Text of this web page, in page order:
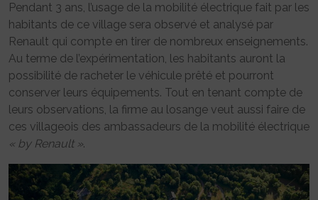
Pendant 3 ans, l’usage de la mobilité électrique fait par les
habitants de ce village sera observé et analysé par
Renault qui compte en tirer de nombreux enseignements.
Au terme de l’expérimentation, les habitants auront la
possibilité de racheter le véhicule prêté et pourront
conserver leurs équipements. Tout en tenant compte de
leurs observations, la firme au losange veut aussi faire de
ces villageois des ambassadeurs de la mobilité électrique
« by Renault ».